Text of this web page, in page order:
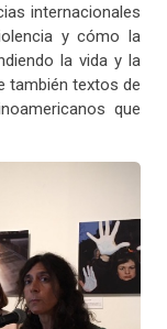
internacionales
y cómo la
la vida y la
también textos de
que